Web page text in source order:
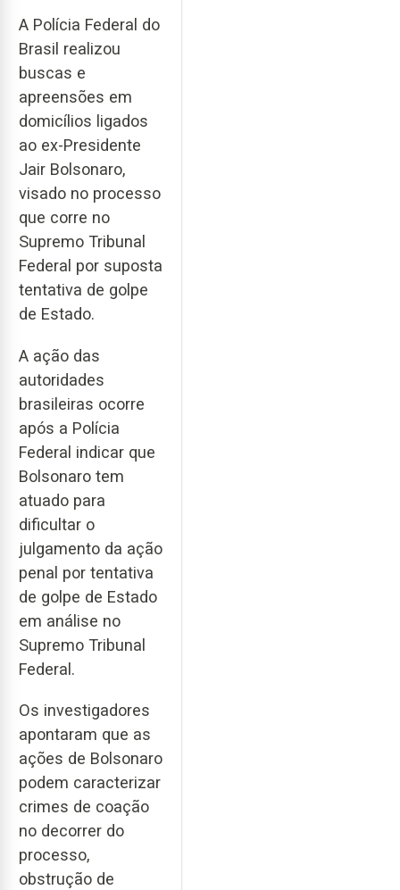
A Polícia Federal do
Brasil realizou
buscas e
apreensões em
domicílios ligados
ao ex-Presidente
Jair Bolsonaro,
visado no processo
que corre no
Supremo Tribunal
Federal por suposta
tentativa de golpe
de Estado.
A ação das
autoridades
brasileiras ocorre
após a Polícia
Federal indicar que
Bolsonaro tem
atuado para
dificultar o
julgamento da ação
penal por tentativa
de golpe de Estado
em análise no
Supremo Tribunal
Federal.
Os investigadores
apontaram que as
ações de Bolsonaro
podem caracterizar
crimes de coação
no decorrer do
processo,
obstrução de